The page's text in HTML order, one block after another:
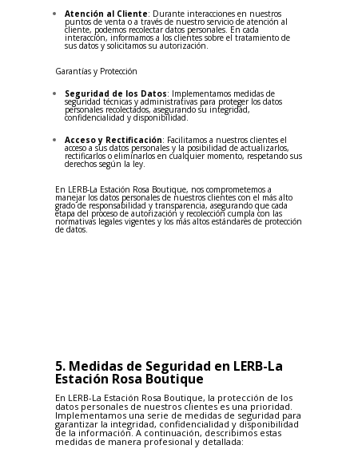
Atención al Cliente: Durante interacciones en nuestros
puntos de venta o a través de nuestro servicio de atención al
cliente, podemos recolectar datos personales. En cada
interacción, informamos a los clientes sobre el tratamiento de
sus datos y solicitamos su autorización.
Garantías y Protección
Seguridad de los Datos: Implementamos medidas de
seguridad técnicas y administrativas para proteger los datos
personales recolectados, asegurando su integridad,
confidencialidad y disponibilidad.
Acceso y Rectificación: Facilitamos a nuestros clientes el
acceso a sus datos personales y la posibilidad de actualizarlos,
rectificarlos o eliminarlos en cualquier momento, respetando sus
derechos según la ley.
En LERB-La Estación Rosa Boutique, nos comprometemos a
manejar los datos personales de nuestros clientes con el más alto
grado de responsabilidad y transparencia, asegurando que cada
etapa del proceso de autorización y recolección cumpla con las
normativas legales vigentes y los más altos estándares de protección
de datos.
5. Medidas de Seguridad en LERB-La
Estación Rosa Boutique
En LERB-La Estación Rosa Boutique, la protección de los
datos personales de nuestros clientes es una prioridad.
Implementamos una serie de medidas de seguridad para
garantizar la integridad, confidencialidad y disponibilidad
de la información. A continuación, describimos estas
medidas de manera profesional y detallada: